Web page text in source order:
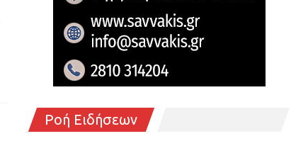
Ροή Ειδήσεων